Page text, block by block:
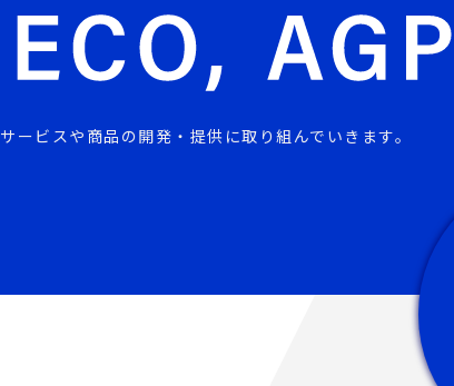
サービスや商品の開発・提供に取り組んでいきます。